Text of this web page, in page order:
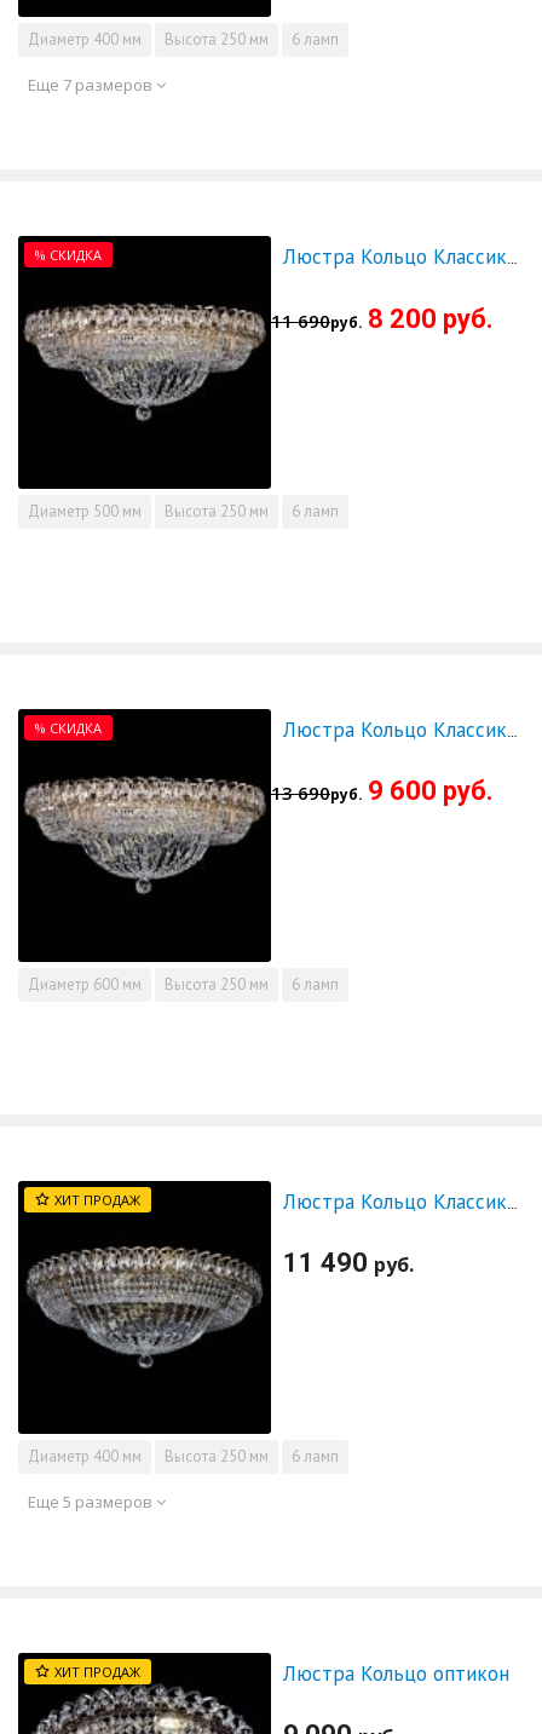
Диаметр 400 мм Высота 250 мм 6 ламп
Еще 7 размеров
% СКИДКА Люстра Кольцо Классика 500 мм - СКИДКА!!!
11 690руб. 8 200 руб.
Диаметр 500 мм Высота 250 мм 6 ламп
% СКИДКА
13 690руб. 9 600 руб.
Диаметр 600 мм Высота 250 мм 6 ламп
ХИТ ПРОДАЖ
11 490 руб.
Диаметр 400 мм Высота 250 мм 6 ламп
Еще 5 размеров
ХИТ ПРОДАЖ Люстра Кольцо оптикон